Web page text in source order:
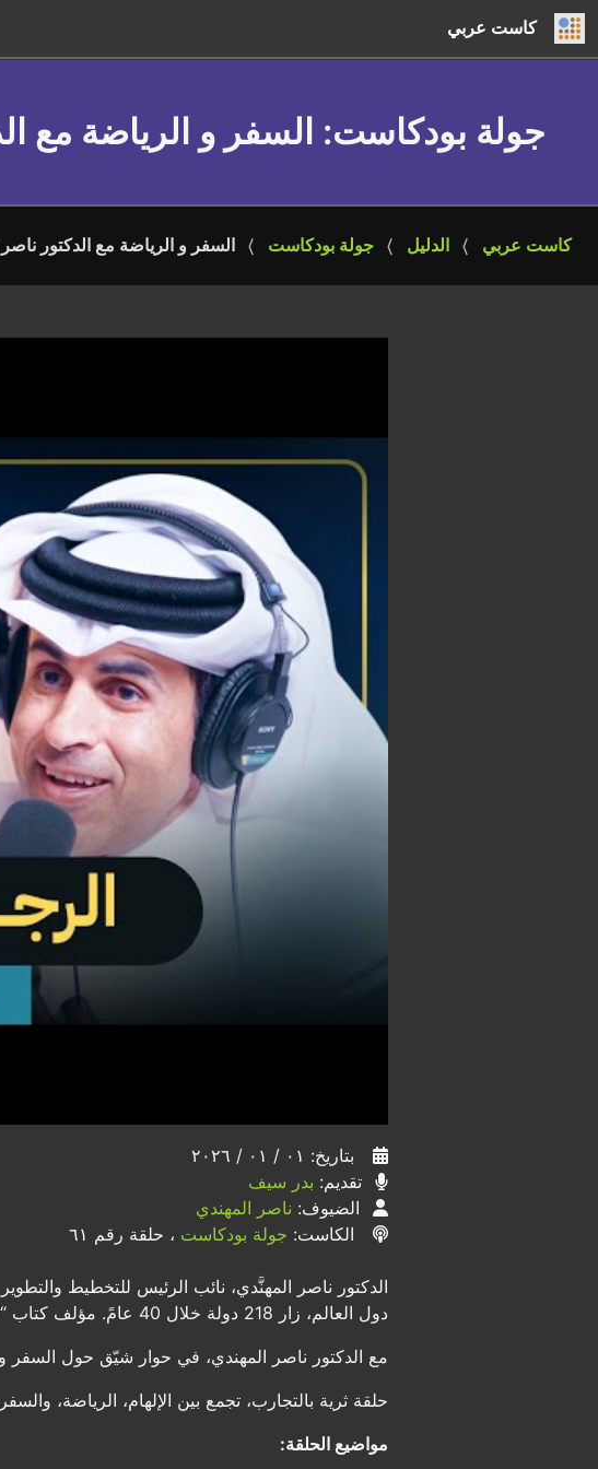
كاست عربي
جولة بودكاست: السفر و الرياضة مع
كاست عربي الدليل جولة بودكاست السفر و الرياضة مع الدكتور
بتاريخ: ٠١ / ٠١ / ٢٠٢٦
تقديم: بدر سيف
الضيوف: ناصر المهندي
الكاست: جولة بودكاست ، حلقة رقم ٦١
الدكتور ناصر المهنَّدي، نائب الرئيس للتخطيط
دول العالم، زار 218 دولة خلال 40 عامً. مؤلف كتاب “كيف تصبح الرجل الحديدي”، يتحدث عن الرياضة، وكيف أنها أساس للنجاح.
مع الدكتور ناصر المهندي، في حوار شيّق حول السفر
حلقة ثرية بالتجارب، تجمع بين الإلهام، الرياضة،
مواضيع الحلقة: